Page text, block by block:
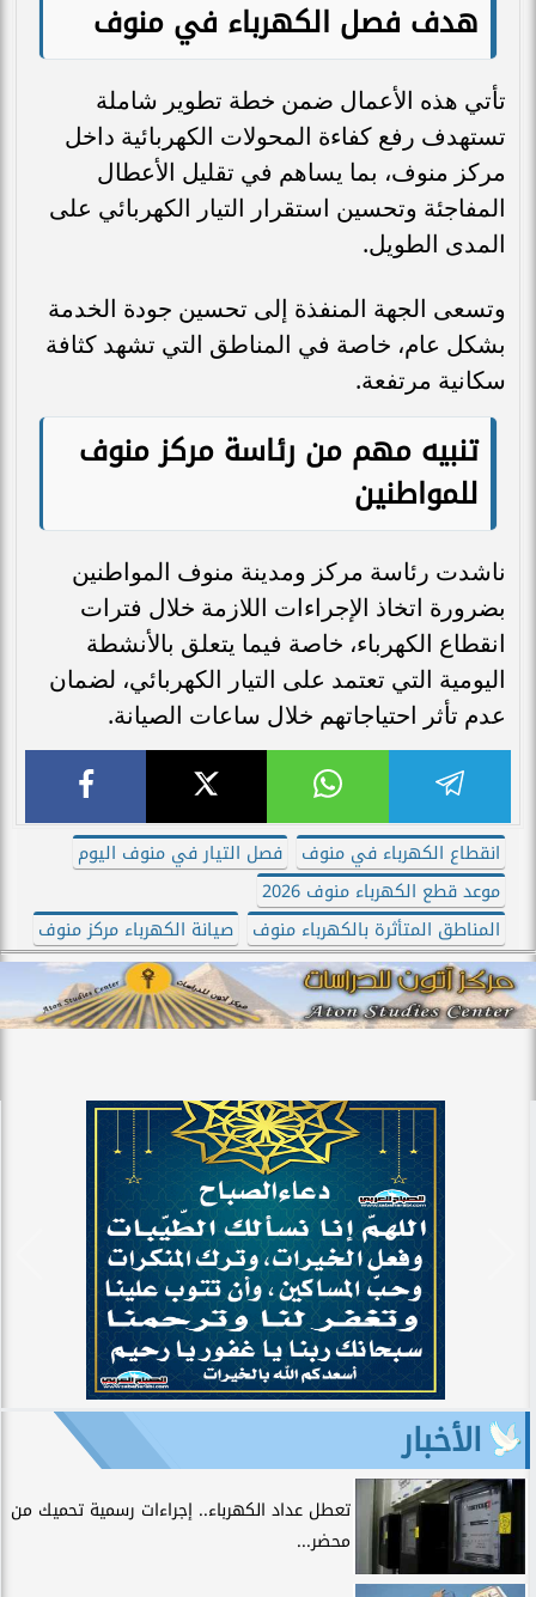
هدف فصل الكهرباء في منوف
تأتي هذه الأعمال ضمن خطة تطوير شاملة
تستهدف رفع كفاءة المحولات الكهربائية داخل
مركز منوف، بما يساهم في تقليل الأعطال
المفاجئة وتحسين استقرار التيار الكهربائي على
المدى الطويل.
وتسعى الجهة المنفذة إلى تحسين جودة الخدمة
بشكل عام، خاصة في المناطق التي تشهد كثافة
سكانية مرتفعة.
تنبيه مهم من رئاسة مركز منوف
للمواطنين
ناشدت رئاسة مركز ومدينة منوف المواطنين
بضرورة اتخاذ الإجراءات اللازمة خلال فترات
انقطاع الكهرباء، خاصة فيما يتعلق بالأنشطة
اليومية التي تعتمد على التيار الكهربائي، لضمان
عدم تأثر احتياجاتهم خلال ساعات الصيانة.
انقطاع الكهرباء في منوف
فصل التيار في منوف اليوم
موعد قطع الكهرباء منوف 2026
المناطق المتأثرة بالكهرباء منوف
صيانة الكهرباء مركز منوف
الأخبار
تعطل عداد الكهرباء.. إجراءات رسمية تحميك من
محضر...